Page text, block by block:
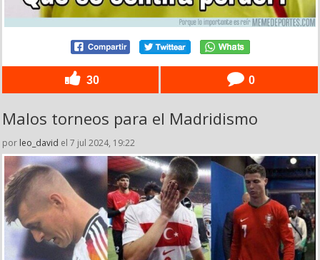
30 0
Malos torneos para el Madridismo
por leo_david el 7 jul 2024, 19:22